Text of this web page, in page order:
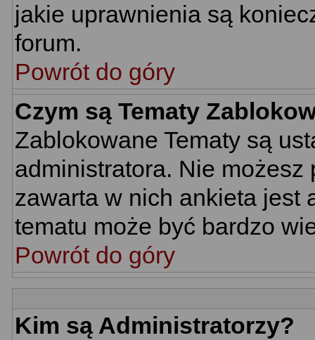
jakie uprawnienia są
forum.
Powrót do góry
Czym są Tematy
Zablokowane Tematy są
administratora. Nie
zawarta w nich ankieta jest
tematu może być bardzo
Powrót do góry
Kim są Administratorzy?